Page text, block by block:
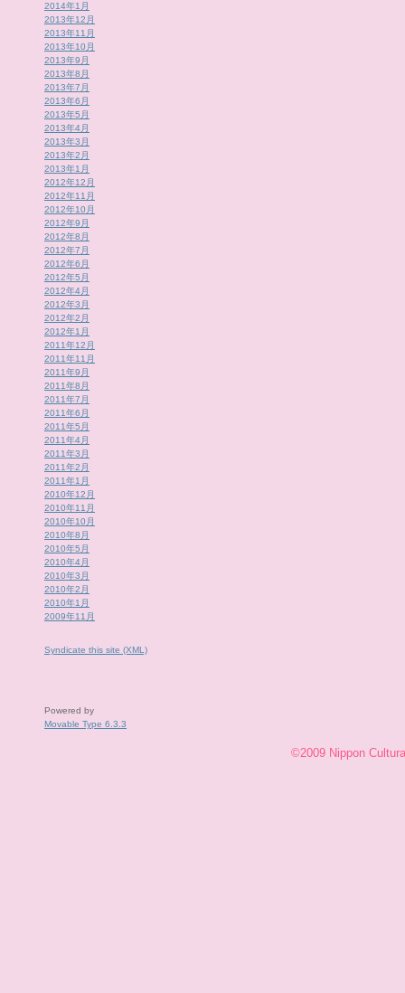
2014年1月
2013年12月
2013年11月
2013年10月
2013年9月
2013年8月
2013年7月
2013年6月
2013年5月
2013年4月
2013年3月
2013年2月
2013年1月
2012年12月
2012年11月
2012年10月
2012年9月
2012年8月
2012年7月
2012年6月
2012年5月
2012年4月
2012年3月
2012年2月
2012年1月
2011年12月
2011年11月
2011年9月
2011年8月
2011年7月
2011年6月
2011年5月
2011年4月
2011年3月
2011年2月
2011年1月
2010年12月
2010年11月
2010年10月
2010年8月
2010年5月
2010年4月
2010年3月
2010年2月
2010年1月
2009年11月
Syndicate this site (XML)
Powered by
Movable Type 6.3.3
©2009 Nippon